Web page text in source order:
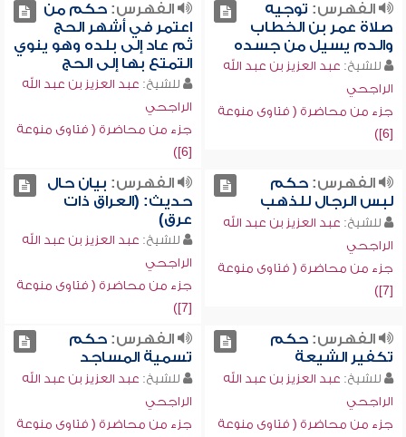
الفهرس: توجيه
صلاة عمر بن الخطاب
والدم يسيل من جسده
للشيخ: عبد العزيز بن عبد الله
الراجحي
جزء من محاضرة ( فتاوى منوعة
[6])
الفهرس:حكم من
اعتمر في أشهر الحج
ثم عاد إلى بلده وهو ينوي
التمتع بها إلى الحج
للشيخ: عبد العزيز بن عبد الله
الراجحي
جزء من محاضرة ( فتاوى منوعة
[6])
الفهرس:حكم
لبس الرجال للذهب
للشيخ: عبد العزيز بن عبد الله
الراجحي
جزء من محاضرة ( فتاوى منوعة
[7])
الفهرس: بيان حال
حديث: (العراق ذات
عرق)
للشيخ: عبد العزيز بن عبد الله
الراجحي
جزء من محاضرة ( فتاوى منوعة
[7])
الفهرس:حكم
تكفير الشيعة
للشيخ: عبد العزيز بن عبد الله
الراجحي
جزء من محاضرة ( فتاوى منوعة
الفهرس:حكم
تسمية المساجد
للشيخ: عبد العزيز بن عبد الله
الراجحي
جزء من محاضرة ( فتاوى منوعة